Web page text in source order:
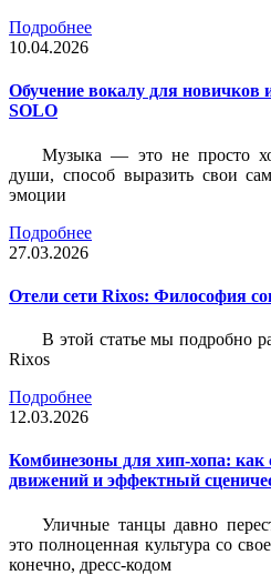
Подробнее
10.04.2026
Обучение вокалу для новичков
SOLO
Музыка — это не просто
души, способ выразить свои
эмоции
Подробнее
27.03.2026
Отели сети Rixos: Философия
В этой статье мы подробно
Rixos
Подробнее
12.03.2026
Комбинезоны для хип-хопа: как
движений и эффектный
Уличные танцы давно
это полноценная культура со
конечно, дресс-кодом